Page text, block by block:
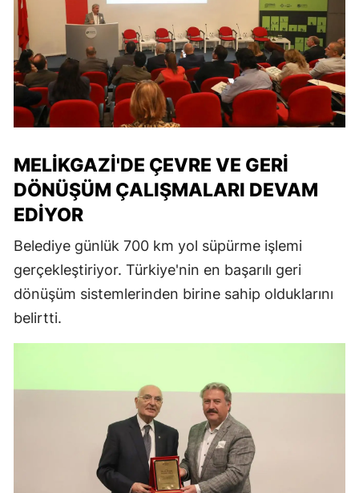
MELIKGAZI'DE ÇEVRE VE GERI
DÖNÜŞÜM ÇALIŞMALARI DEVAM
EDIYOR
Belediye günlük 700 km yol süpürme işlemi
gerçekleştiriyor. Türkiye'nin en başarılı geri
dönüşüm sistemlerinden birine sahip olduklarını
belirtti.